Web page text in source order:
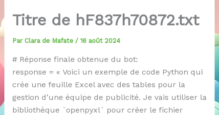
Titre de hF837h70872.txt
Par Clara de Mafate / 16 août 2024
# Réponse finale obtenue du bot:
response = « Voici un exemple de code Python qui
crée une feuille Excel avec des tables pour la
gestion d’une équipe de publicité. Je vais utiliser la
bibliothèque `openpyxl` pour créer le fichier